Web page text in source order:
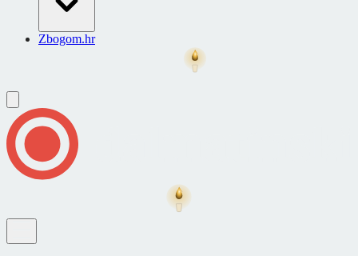
Zbogom.hr